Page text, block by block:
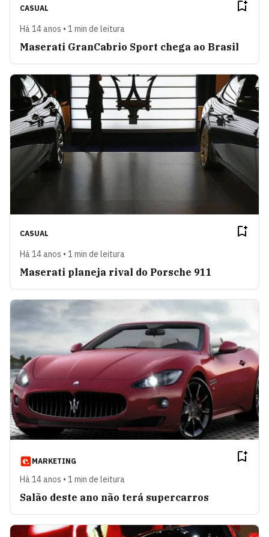
CASUAL
Há 14 anos • 1 min de leitura
Maserati GranCabrio Sport chega ao Brasil
CASUAL
Há 14 anos • 1 min de leitura
Maserati planeja rival do Porsche 911
MARKETING
Há 14 anos • 1 min de leitura
Salão deste ano não terá supercarros